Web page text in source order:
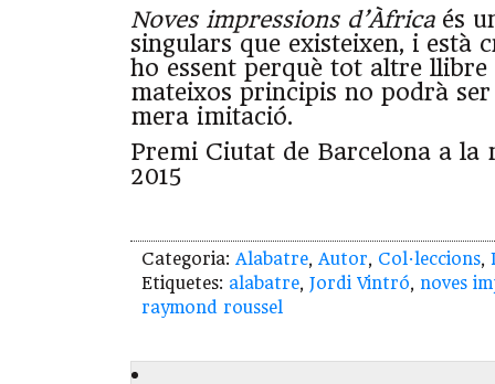
Noves impressions d’Àfricaés
singulars que existeixen, i està
ho essent perquè tot altre llibre
mateixos principis no podrà
mera imitació.
Premi Ciutat de Barcelona a
2015
Categoria: Alabatre, Autor, Col·leccions,
Etiquetes: alabatre, Jordi Vintró, noves
raymond roussel